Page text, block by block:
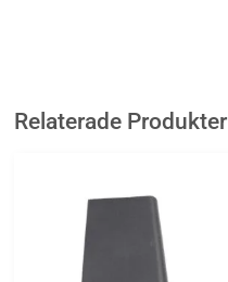
Relaterade Produkter